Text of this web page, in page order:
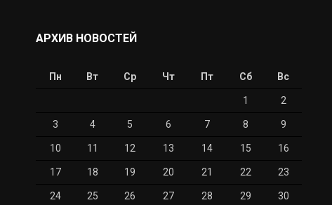
АРХИВ НОВОСТЕЙ
Пн Вт Ср Чт Пт Сб Вс
1 2
3 4 5 6 7 8 9
10 11 12 13 14 15 16
17 18 19 20 21 22 23
24 25 26 27 28 29 30